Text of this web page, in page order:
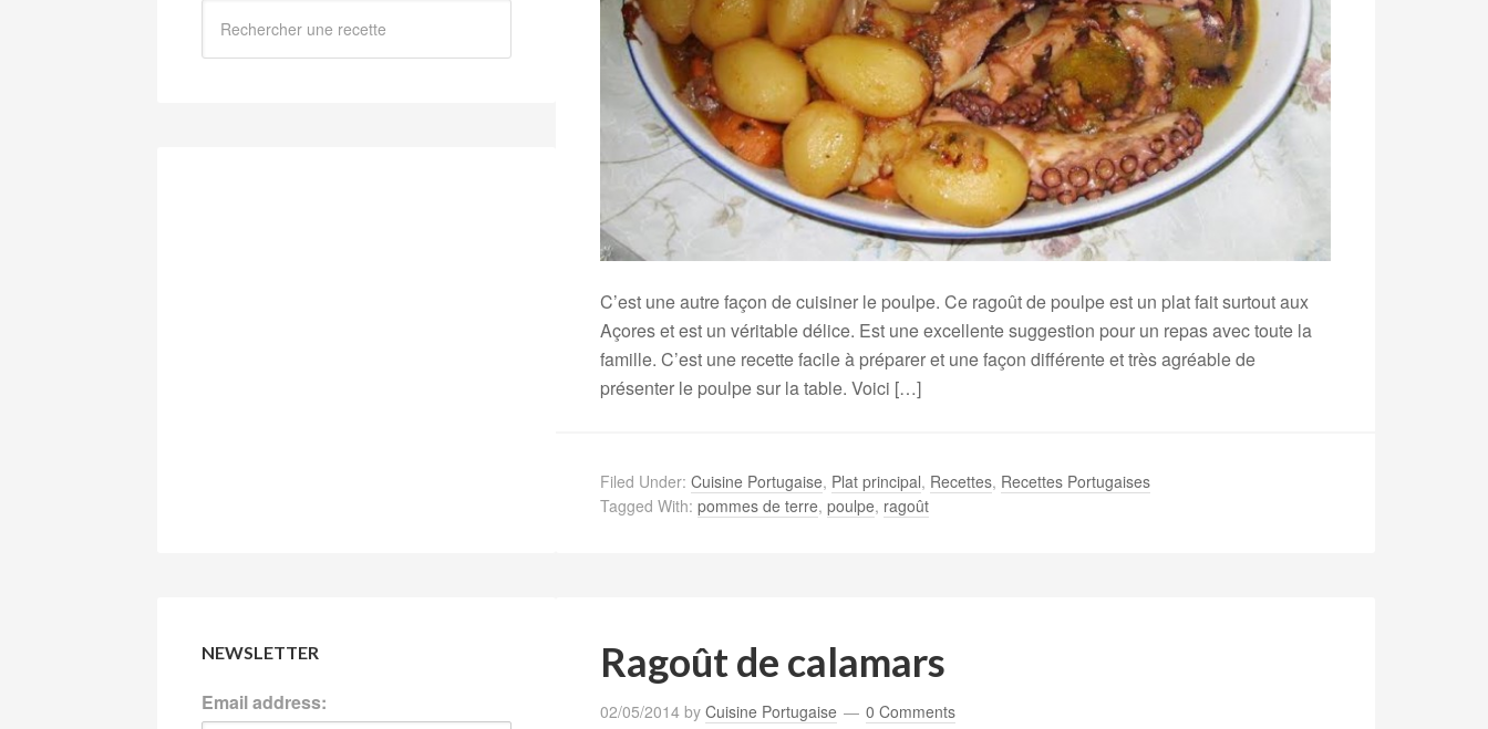
C’est une autre façon de cuisiner le poulpe. Ce ragoût de poulpe est un plat fait surtout aux
Açores et est un véritable délice. Est une excellente suggestion pour un repas avec toute la
famille. C’est une recette facile à préparer et une façon différente et très agréable de
présenter le poulpe sur la table. Voici […]
Filed Under: Cuisine Portugaise, Plat principal, Recettes, Recettes Portugaises
Tagged With: pommes de terre, poulpe, ragoût
Ragoût de calamars
02/05/2014 by Cuisine Portugaise 0 Comments
NEWSLETTER
Email address: